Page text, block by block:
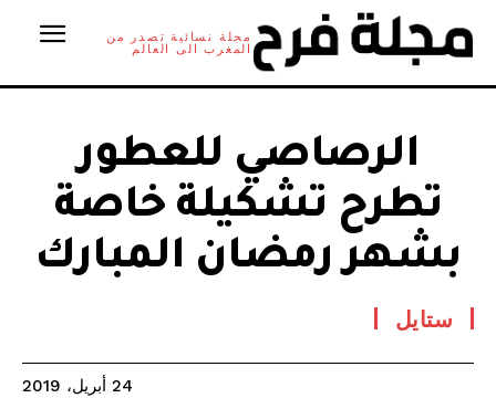
مجلة نسائية تصدر من
المغرب الى العالم
الرصاصي للعطور
تطرح تشكيلة خاصة
بشهر رمضان المبارك
ستايل
24 أبريل، 2019